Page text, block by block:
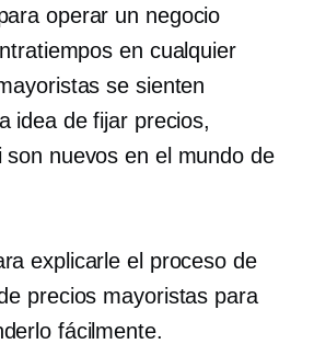
operar un negocio
en cualquier
se sienten
idea de fijar precios,
son nuevos en el mundo de
explicarle el proceso de
precios mayoristas para
fácilmente.